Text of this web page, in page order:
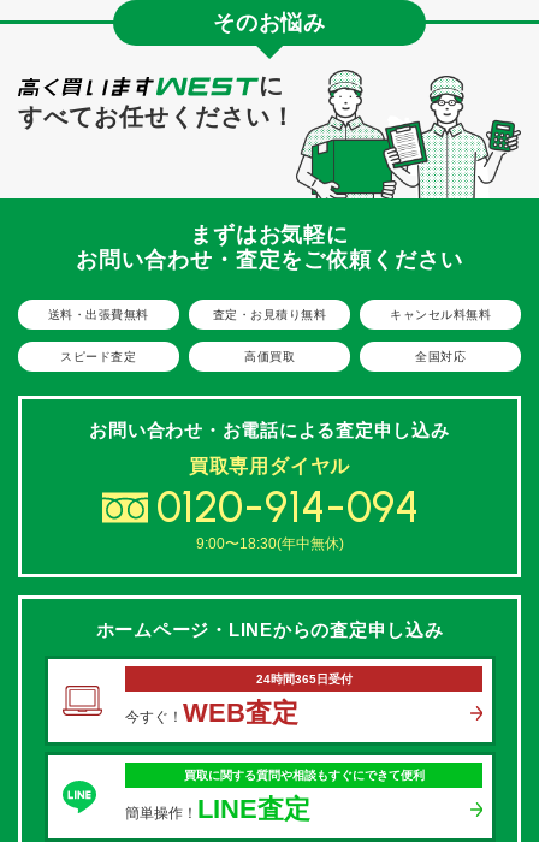
そのお悩み
に
すべてお任せください！
まずはお気軽に
お問い合わせ・査定をご依頼ください
送料・出張費無料 査定・お見積り無料 キャンセル料無料
スピード査定 高価買取 全国対応
お問い合わせ・お電話による査定申し込み
買取専用ダイヤル
0120-914-094
9:00〜18:30(年中無休)
ホームページ・LINEからの査定申し込み
24時間365日受付
今すぐ！ WEB査定
買取に関する質問や相談もすぐにできて便利
簡単操作！ LINE査定